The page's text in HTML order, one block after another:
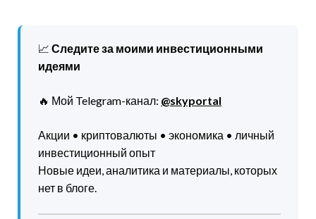
📈 Следите за моими инвестиционными
идеями
🔥 Мой Telegram-канал: @skyportal
Акции • криптовалюты • экономика • личный
инвестиционный опыт
Новые идеи, аналитика и материалы, которых
нет в блоге.